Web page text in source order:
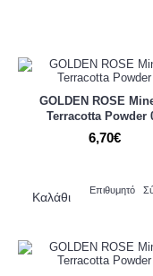
GOLDEN ROSE
Terracotta Powder
6,70€
Καλάθι Επιθυμητό